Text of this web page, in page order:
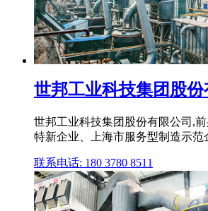
世邦工业科技集团股
世邦工业科技集团股份有限公司,
特新企业、上海市服务型制造示
联系电话: 180 3780 8511